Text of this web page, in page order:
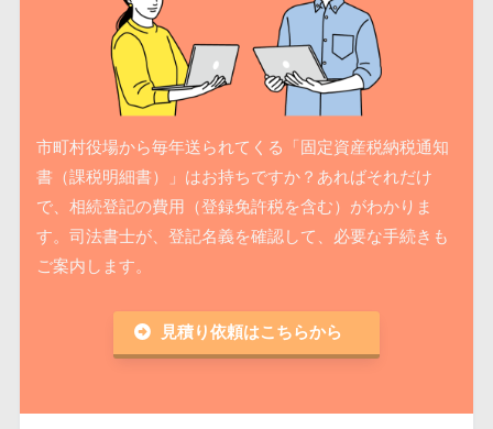
市町村役場から毎年送られてくる「固定資産税納税通知
書（課税明細書）」はお持ちですか？あればそれだけ
で、相続登記の費用（登録免許税を含む）がわかりま
す。司法書士が、登記名義を確認して、必要な手続きも
ご案内します。
見積り依頼はこちらから